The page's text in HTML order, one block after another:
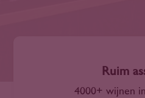
Ruim
4000+ wijnen